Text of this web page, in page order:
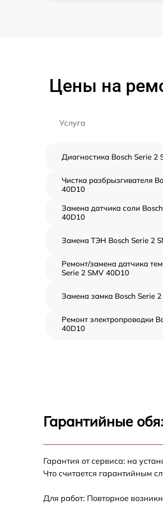
Цены на
Услуга
Диагностика Bosch Serie 2
Чистка разбрызгивателя
40D10
Замена датчика соли
40D10
Замена ТЭН Bosch Serie 2
Ремонт/замена датчика
Serie 2 SMV 40D10
Замена замка Bosch Serie
Ремонт электропроводки
40D10
Замена панели
SMV 40D10
40D10
Гарантийные
Гарантия от сервиса: на
Что считается гарантийным
Для работ: Повторное